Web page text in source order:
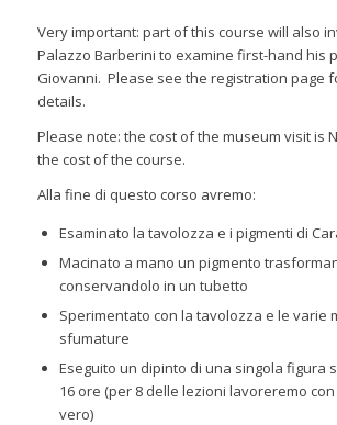
Very important: part of this course will also
Palazzo Barberini to examine first-hand his
Giovanni. Please see the registration page
details.
Please note: the cost of the museum visit is
the cost of the course.
Alla fine di questo corso avremo:
Esaminato la tavolozza e i pigmenti di
Macinato a mano un pigmento
conservandolo in un tubetto
Sperimentato con la tavolozza e le varie
sfumature
Eseguito un dipinto di una singola figura
16 ore (per 8 delle lezioni lavoreremo
vero)